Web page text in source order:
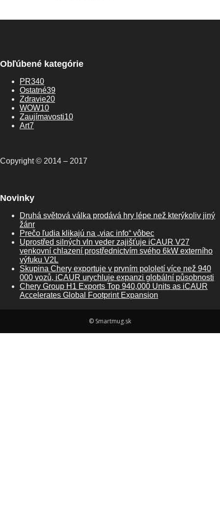
Obľúbené kategórie
PR340
Ostatné39
Zdravie20
WOW10
Zaujímavosti10
Art7
Copyright © 2014 – 2017
Novinky
Druhá světová válka prodává hry lépe než kterýkoliv jiný
žánr
Prečo ľudia klikajú na „viac info“ vôbec
Uprostřed silných vln veder zajišťuje iCAUR V27
venkovní chlazení prostřednictvím svého 6kW externího
výfuku V2L
Skupina Chery exportuje v prvním pololetí více než 940
000 vozů, iCAUR urychluje expanzi globální působnosti
Chery Group H1 Exports Top 940,000 Units as iCAUR
Accelerates Global Footprint Expansion
© Smartmug.sk